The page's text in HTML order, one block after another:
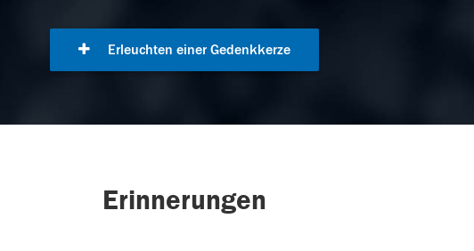
Erleuchten einer Gedenkkerze
Erinnerungen